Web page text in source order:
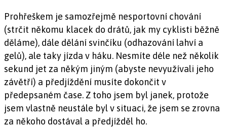
Prohřeškem je samozřejmě nesportovní chování
(strčit někomu klacek do drátů, jak my cyklisti běžně
děláme), dále dělání svinčíku (odhazování lahví a
gelů), ale taky jízda v háku. Nesmíte déle než několik
sekund jet za někým jiným (abyste nevyužívali jeho
závětří) a předjíždění musíte dokončit v
předepsaném čase. Z toho jsem byl janek, protože
jsem vlastně neustále byl v situaci, že jsem se zrovna
za někoho dostával a předjížděl ho.